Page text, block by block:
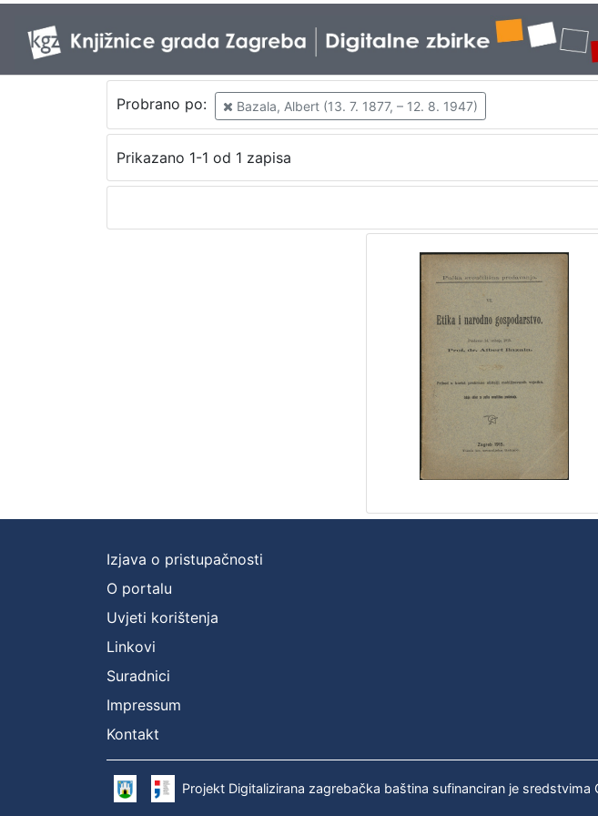
Probrano po: Bazala, Albert (13. 7. 1877, – 12. 8. 1947)
Prikazano 1-1 od 1 zapisa
Izjava o pristupačnosti
O portalu
Uvjeti korištenja
Linkovi
Suradnici
Impressum
Kontakt
Projekt Digitalizirana zagrebačka baština sufinanciran je